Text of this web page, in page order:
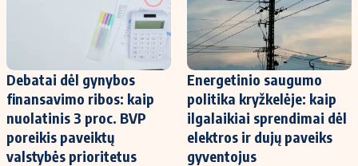
Debatai dėl gynybos
finansavimo ribos: kaip
nuolatinis 3 proc. BVP
poreikis paveiktų
valstybės prioritetus
Energetinio saugumo
politika kryžkelėje: kaip
ilgalaikiai sprendimai dėl
elektros ir dujų paveiks
gyventojus